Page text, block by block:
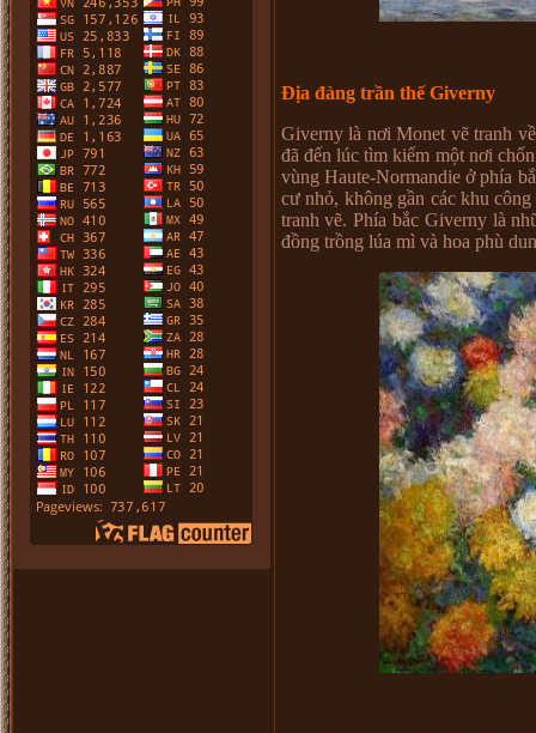
Địa đàng trần thế Giverny
Giverny là nơi Monet vẽ tranh
đã đến lúc tìm kiếm một nơi
vùng Haute-Normandie ở phía
cư nhỏ, không gần các khu
tranh vẽ. Phía bắc Giverny là
đồng trồng lúa mì và hoa phù